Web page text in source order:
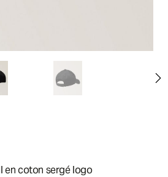
en coton sergé logo